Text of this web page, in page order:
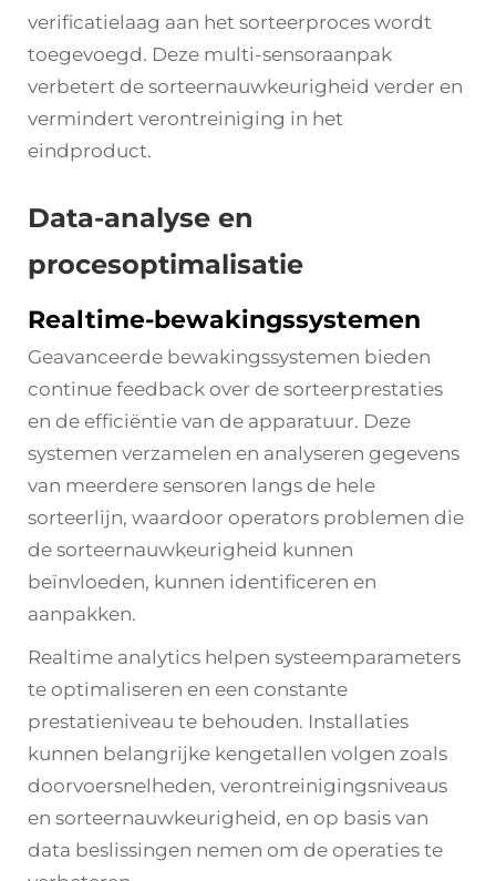
verificatielaag aan het sorteerproces wordt
toegevoegd. Deze multi-sensoraanpak
verbetert de sorteernauwkeurigheid verder en
vermindert verontreiniging in het
eindproduct.
Data-analyse en
procesoptimalisatie
Realtime-bewakingssystemen
Geavanceerde bewakingssystemen bieden
continue feedback over de sorteerprestaties
en de efficiëntie van de apparatuur. Deze
systemen verzamelen en analyseren gegevens
van meerdere sensoren langs de hele
sorteerlijn, waardoor operators problemen die
de sorteernauwkeurigheid kunnen
beïnvloeden, kunnen identificeren en
aanpakken.
Realtime analytics helpen systeemparameters
te optimaliseren en een constante
prestatieniveau te behouden. Installaties
kunnen belangrijke kengetallen volgen zoals
doorvoersnelheden, verontreinigingsniveaus
en sorteernauwkeurigheid, en op basis van
data beslissingen nemen om de operaties te